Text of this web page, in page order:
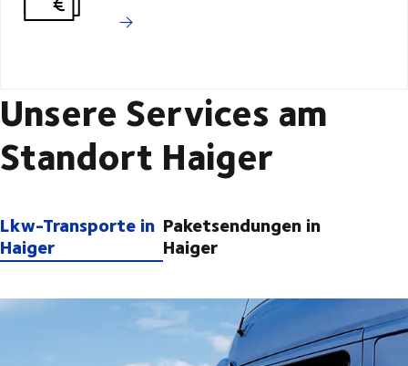
Unsere Services am
Standort Haiger
Lkw-Transporte in
Haiger
Paketsendungen in
Haiger